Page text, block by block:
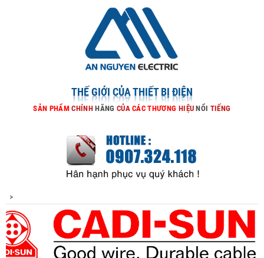
THẾ GIỚI CỦA THIẾT BỊ ĐIỆN
SẢN PHẨM CHÍNH HÃNG CỦA CÁC THƯƠNG HIỆU NỔI TIẾNG
>